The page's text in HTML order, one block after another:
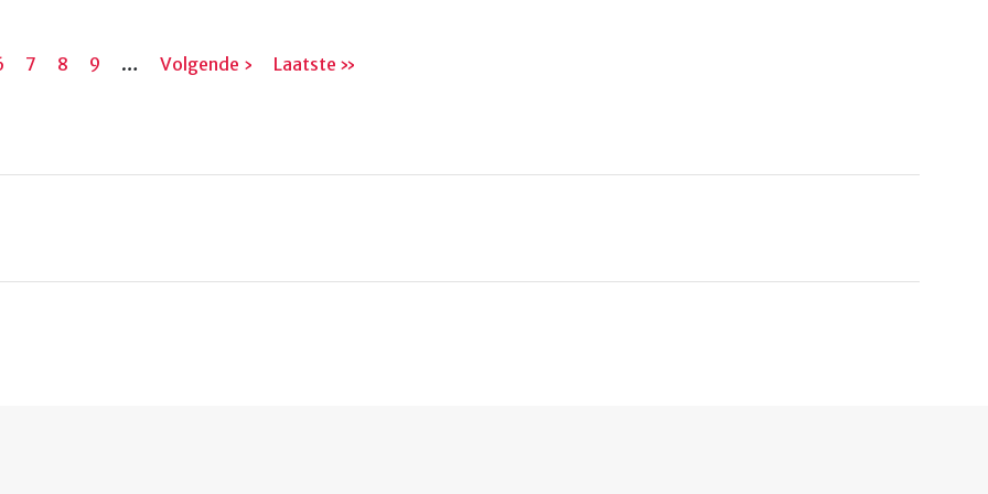
Pagina
7 Pagina
8 Pagina
9 …
Volgende
Volgende ›
Laatste
Laatste »